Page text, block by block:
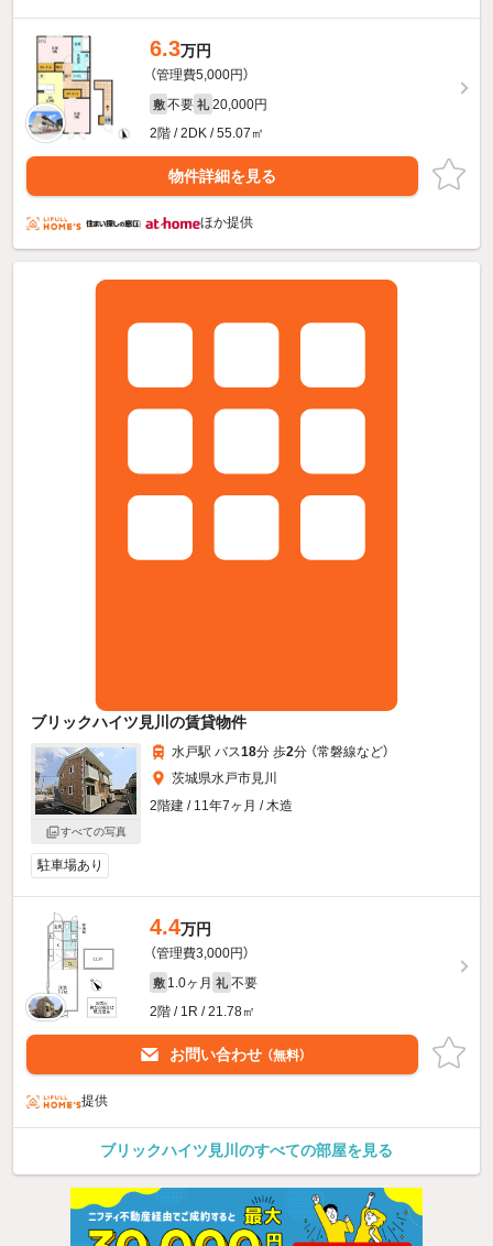
6.3万円
（管理費5,000円）
敷 不要 礼 20,000円
2階 / 2DK / 55.07㎡
物件詳細を見る
ほか提供
ブリックハイツ見川の賃貸物件
すべての写真
水戸駅 バス18分 歩2分 （常磐線など）
茨城県水戸市見川
2階建 / 11年7ヶ月 / 木造
駐車場あり
4.4万円
（管理費3,000円）
敷 1.0ヶ月 礼 不要
2階 / 1R / 21.78㎡
お問い合わせ （無料）
提供
ブリックハイツ見川のすべての部屋を見る